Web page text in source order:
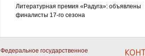
Литературная премия «Радуга»: объявлены
финалисты 17-го сезона
Федеральное государственное